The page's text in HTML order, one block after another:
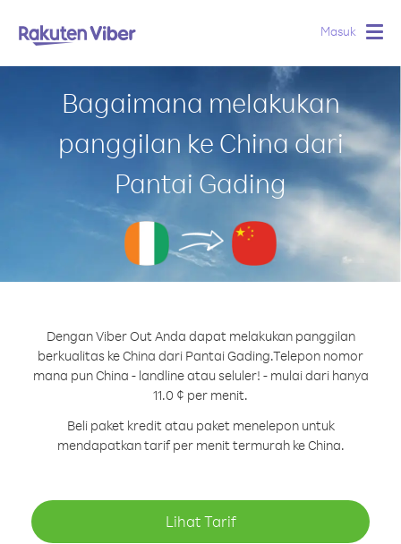
Masuk
Bagaimana melakukan
panggilan ke China dari
Pantai Gading
Dengan Viber Out Anda dapat melakukan panggilan
berkualitas ke China dari Pantai Gading.Telepon nomor
mana pun China - landline atau seluler! - mulai dari hanya
11.0 ¢ per menit.
Beli paket kredit atau paket menelepon untuk
mendapatkan tarif per menit termurah ke China.
Lihat Tarif